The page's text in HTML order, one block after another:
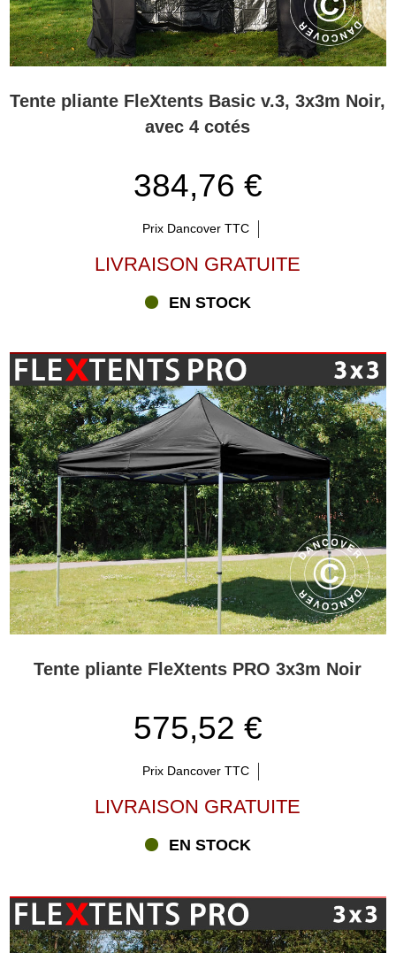
Tente pliante FleXtents Basic v.3, 3x3m Noir,
avec 4 cotés
384,76 €
Prix Dancover TTC
LIVRAISON GRATUITE
EN STOCK
Tente pliante FleXtents PRO 3x3m Noir
575,52 €
Prix Dancover TTC
LIVRAISON GRATUITE
EN STOCK